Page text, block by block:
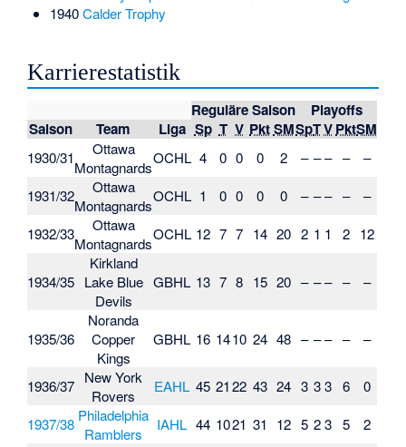
1940Calder Trophy
Karrierestatistik
Reguläre Saison
Playoffs
Saison
Team Liga Sp T V PktSMSpTVPktSM
1930/31
Ottawa
Montagnards
OCHL 4 0 0 0 2 – – – –
–
1931/32
Ottawa
Montagnards
OCHL 1 0 0 0 0 – – – –
–
1932/33
Ottawa
Montagnards
OCHL 12 7 7 14 20 2 1 1 2 12
1934/35
Kirkland
Lake Blue
Devils
GBHL 13 7 8 15 20 – – – – –
1935/36
Noranda
Copper
Kings
GBHL 16 1410 24 48 – – – – –
1936/37 New York
Rovers
EAHL 45 21 22 43 24 3 3 3 6
0
1937/38 Philadelphia
Ramblers
IAHL 44 1021 31 12 5 2 3 5
2